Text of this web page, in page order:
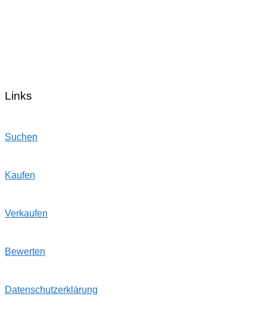
Links
Suchen
Kaufen
Verkaufen
Bewerten
Datenschutzerklärung